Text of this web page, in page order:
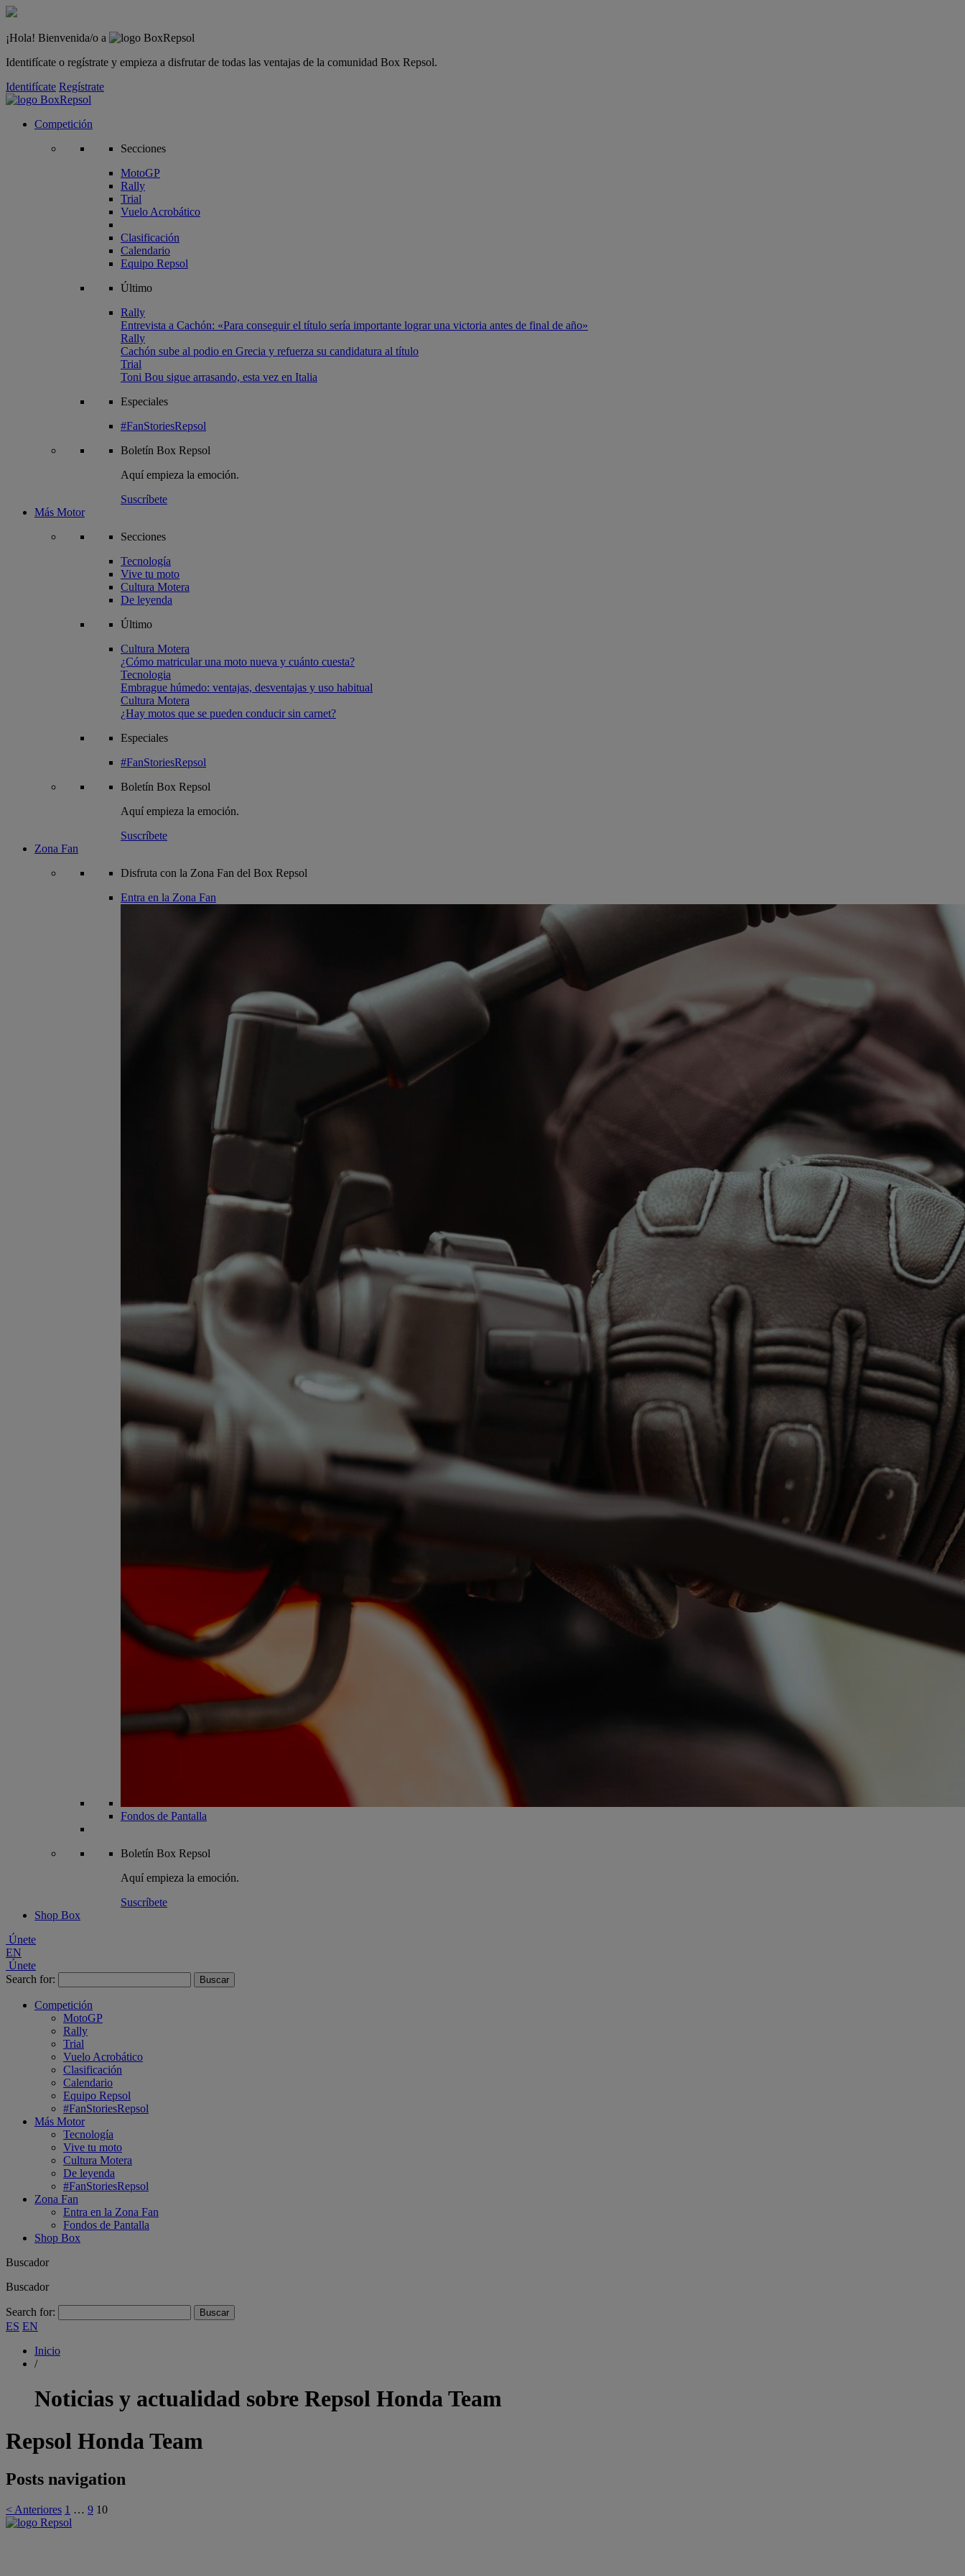
¡Hola! Bienvenida/o a
Identifícate o regístrate y empieza a disfrutar de todas las ventajas de la comunidad Box Repsol.
Identifícate Regístrate
Competición
Secciones
MotoGP
Rally
Trial
Vuelo Acrobático
Clasificación
Calendario
Equipo Repsol
Último
Rally
Entrevista a Cachón: «Para conseguir el título sería importante lograr una victoria antes de final de año»
Rally
Cachón sube al podio en Grecia y refuerza su candidatura al título
Trial
Toni Bou sigue arrasando, esta vez en Italia
Especiales
#FanStoriesRepsol
Boletín Box Repsol
Aquí empieza la emoción.
Suscríbete
Más Motor
Secciones
Tecnología
Vive tu moto
Cultura Motera
De leyenda
Último
Cultura Motera
¿Cómo matricular una moto nueva y cuánto cuesta?
Tecnologia
Embrague húmedo: ventajas, desventajas y uso habitual
Cultura Motera
¿Hay motos que se pueden conducir sin carnet?
Especiales
#FanStoriesRepsol
Boletín Box Repsol
Aquí empieza la emoción.
Suscríbete
Zona Fan
Disfruta con la Zona Fan del Box Repsol
Entra en la Zona Fan
Fondos de Pantalla
Boletín Box Repsol
Aquí empieza la emoción.
Suscríbete
Shop Box
Únete
EN
Únete
Search for:
Competición
MotoGP
Rally
Trial
Vuelo Acrobático
Clasificación
Calendario
Equipo Repsol
#FanStoriesRepsol
Más Motor
Tecnología
Vive tu moto
Cultura Motera
De leyenda
#FanStoriesRepsol
Zona Fan
Entra en la Zona Fan
Fondos de Pantalla
Shop Box
Buscador
Buscador
Search for:
ES EN
Inicio
/
Noticias y actualidad sobre Repsol Honda Team
Repsol Honda Team
Posts navigation
< Anteriores 1 … 9 10